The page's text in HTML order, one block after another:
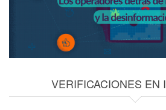
VERIFICACIONES EN